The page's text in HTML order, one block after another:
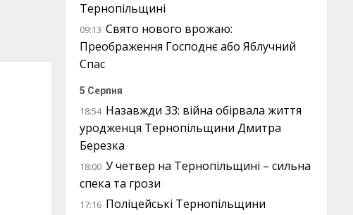
Тернопільщині
09:13 Свято нового врожаю:
Преображення Господнє або Яблучний
Спас
5 Серпня
18:54 Назавжди 33: війна обірвала життя
уродженця Тернопільщини Дмитра
Березка
18:00 У четвер на Тернопільщині – сильна
спека та грози
17:16 Поліцейські Тернопільщини